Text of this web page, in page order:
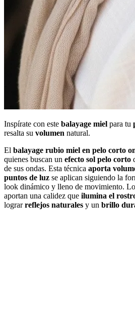
Inspírate con este balayage miel para tu
resalta su volumen natural.
El balayage rubio miel en pelo corto
quienes buscan un efecto sol pelo corto
de sus ondas. Esta técnica aporta
puntos de luz se aplican siguiendo la
look dinámico y lleno de movimiento.
aportan una calidez que ilumina el
lograrreflejos naturales y un brillo